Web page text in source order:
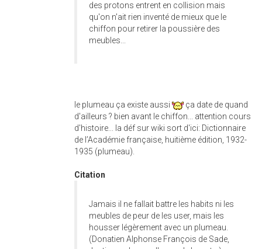
des protons entrent en collision mais
qu'on n'ait rien inventé de mieux que le
chiffon pour retirer la poussière des
meubles...
le plumeau ça existe aussi
ça date de quand
d'ailleurs ? bien avant le chiffon... attention cours
d'histoire... la déf sur wiki sort d'ici: Dictionnaire
de l’Académie française, huitième édition, 1932-
1935 (plumeau).
Citation
Jamais il ne fallait battre les habits ni les
meubles de peur de les user, mais les
housser légèrement avec un plumeau.
(Donatien Alphonse François de Sade,